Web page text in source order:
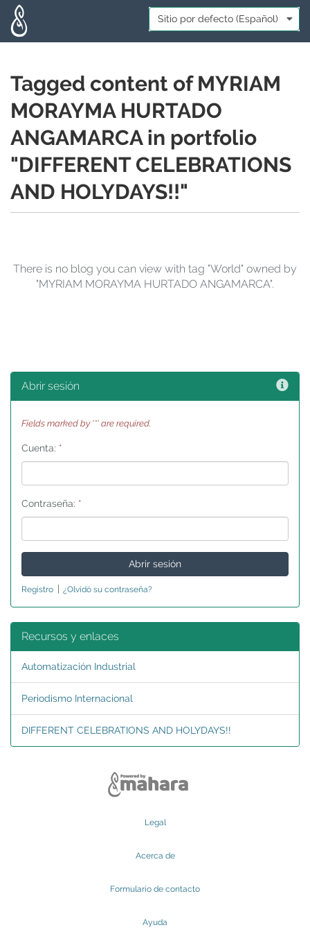
Idioma:
Tagged content of MYRIAM
MORAYMA HURTADO
ANGAMARCA in portfolio
"DIFFERENT CELEBRATIONS
AND HOLYDAYS!!"
There is no blog you can view with tag "World" owned by
"MYRIAM MORAYMA HURTADO ANGAMARCA".
Abrir sesión
Fields marked by '*' are required.
Cuenta: *
Contraseña: *
Registro | ¿Olvidó su contraseña?
Recursos y enlaces
Automatización Industrial
Periodismo Internacional
DIFFERENT CELEBRATIONS AND HOLYDAYS!!
Legal
Acerca de
Formulario de contacto
Ayuda